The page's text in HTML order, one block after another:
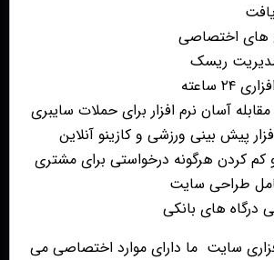
های اختصاصی
ریسک
ساعته
آسان نرم افزار برای حملات سایبری
پیش بینی ورزشی و کازینو آنلاین
کم کردن هرگونه درخواستی برای مشتری
طراحی سایت
درگاه های بانکی
سایت ما دارای موارد اختصاصی می